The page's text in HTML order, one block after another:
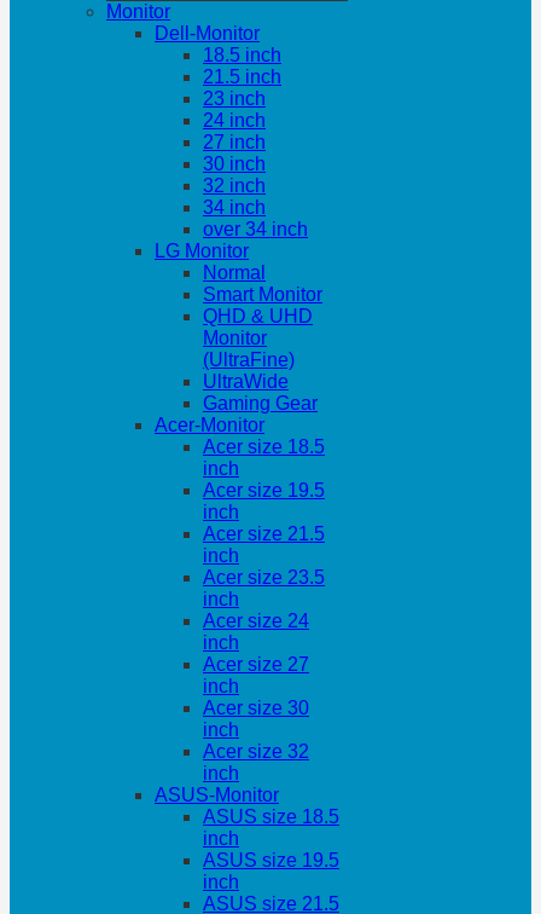
Monitor
Dell-Monitor
18.5 inch
21.5 inch
23 inch
24 inch
27 inch
30 inch
32 inch
34 inch
over 34 inch
LG Monitor
Normal
Smart Monitor
QHD & UHD
Monitor
(UltraFine)
UltraWide
Gaming Gear
Acer-Monitor
Acer size 18.5
inch
Acer size 19.5
inch
Acer size 21.5
inch
Acer size 23.5
inch
Acer size 24
inch
Acer size 27
inch
Acer size 30
inch
Acer size 32
inch
ASUS-Monitor
ASUS size 18.5
inch
ASUS size 19.5
inch
ASUS size 21.5